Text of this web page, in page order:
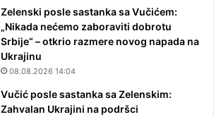
Zelenski posle sastanka sa Vučićem:
„Nikada nećemo zaboraviti dobrotu
Srbije“ – otkrio razmere novog napada na
Ukrajinu
08.08.2026 14:04
Vučić posle sastanka sa Zelenskim:
Zahvalan Ukrajini na podršci